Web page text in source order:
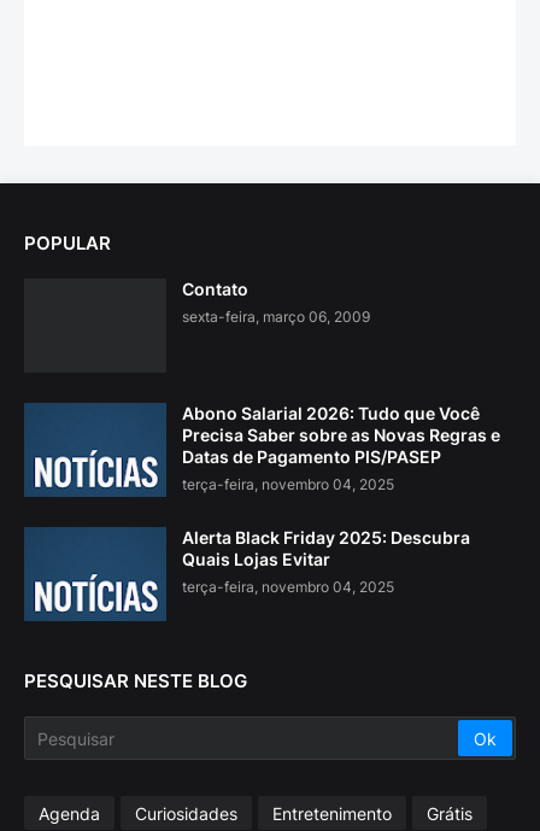
POPULAR
Contato
sexta-feira, março 06, 2009
Abono Salarial 2026: Tudo que Você
Precisa Saber sobre as Novas Regras e
Datas de Pagamento PIS/PASEP
terça-feira, novembro 04, 2025
Alerta Black Friday 2025: Descubra
Quais Lojas Evitar
terça-feira, novembro 04, 2025
PESQUISAR NESTE BLOG
Agenda Curiosidades Entretenimento
Grátis